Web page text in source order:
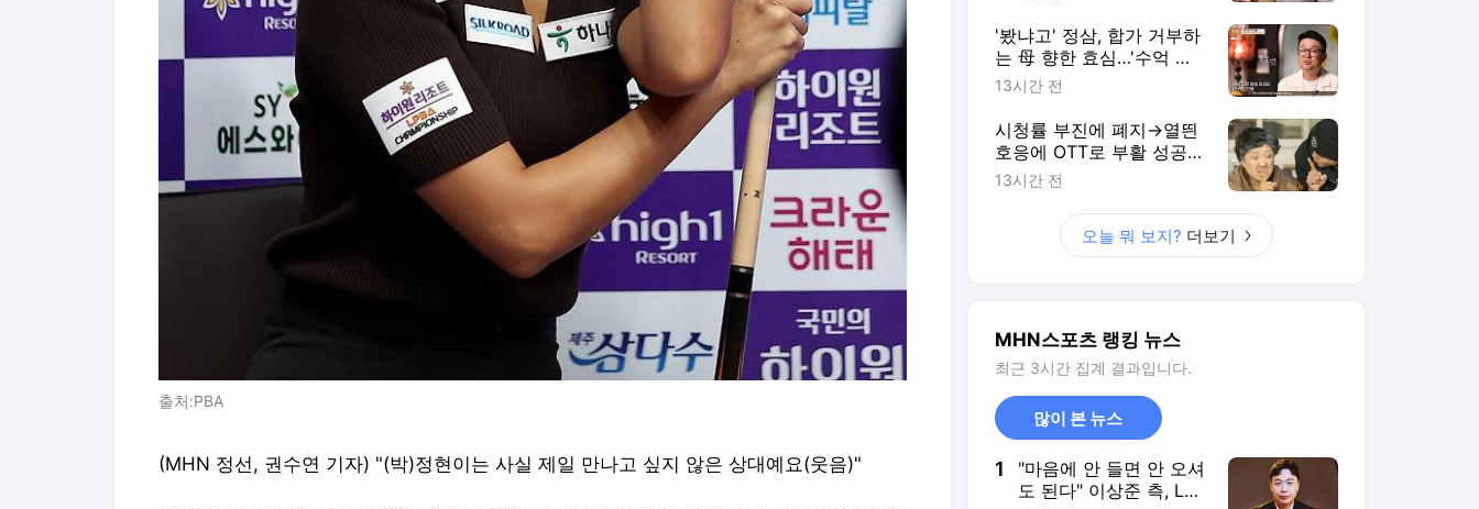
출처:PBA
(MHN 정선, 권수연 기자) "(박)정현이는 사실 제일 만나고 싶지 않은 상대예요(웃음)"
'봤냐고' 정삼, 합가 거부하
는 母 향한 효심…'수억 빚·
이혼·공황장애' 아픈사연
13시간 전
시청률 부진에 폐지→열띈
호응에 OTT로 부활 성공한
이 작품 정체 ('도라이버')
13시간 전
오늘 뭐 보지? 더보기
MHN스포츠 랭킹 뉴스
최근 3시간 집계 결과입니다.
많이 본 뉴스
1
"마음에 안 들면 안 오셔
도 된다" 이상준 측, LA